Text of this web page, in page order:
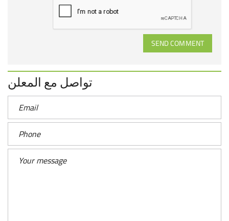
SEND COMMENT
تواصل مع المعلن